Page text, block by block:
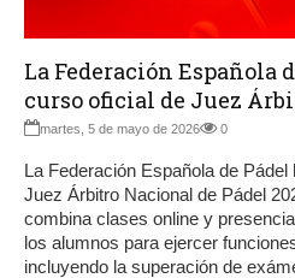
La Federación Española
curso oficial de Juez
martes, 5 de mayo de 2026 0
La Federación Española de
Juez Árbitro Nacional de Pádel
combina clases online y
los alumnos para ejercer
incluyendo la superación de